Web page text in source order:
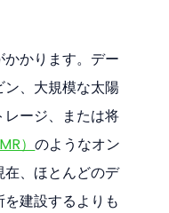
かります。デー
、大規模な太陽
ージ、または将
）のようなオン
、ほとんどのデ
建設するよりも